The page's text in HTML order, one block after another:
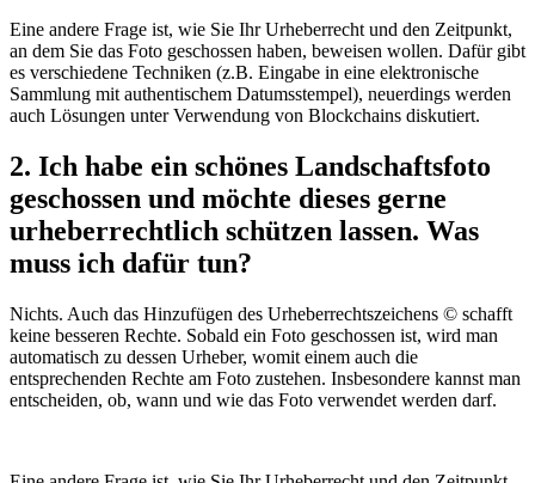
Eine andere Frage ist, wie Sie Ihr Urheberrecht und den Zeitpunkt,
an dem Sie das Foto geschossen haben, beweisen wollen. Dafür gibt
es verschiedene Techniken (z.B. Eingabe in eine elektronische
Sammlung mit authentischem Datumsstempel), neuerdings werden
auch Lösungen unter Verwendung von Blockchains diskutiert.
2. Ich habe ein schönes Landschaftsfoto
geschossen und möchte dieses gerne
urheberrechtlich schützen lassen. Was
muss ich dafür tun?
Nichts. Auch das Hinzufügen des Urheberrechtszeichens © schafft
keine besseren Rechte. Sobald ein Foto geschossen ist, wird man
automatisch zu dessen Urheber, womit einem auch die
entsprechenden Rechte am Foto zustehen. Insbesondere kannst man
entscheiden, ob, wann und wie das Foto verwendet werden darf.